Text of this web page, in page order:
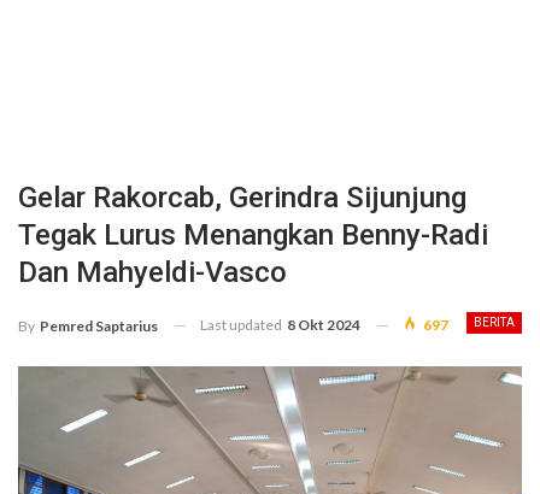
Gelar Rakorcab, Gerindra Sijunjung
Tegak Lurus Menangkan Benny-Radi
Dan Mahyeldi-Vasco
BERITA
By Pemred Saptarius Last updated 8 Okt 2024 697